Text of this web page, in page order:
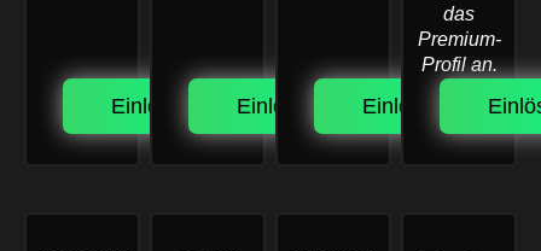
Einlösen. Einlösen. Einlösen.
das
Premium-
Profil an.